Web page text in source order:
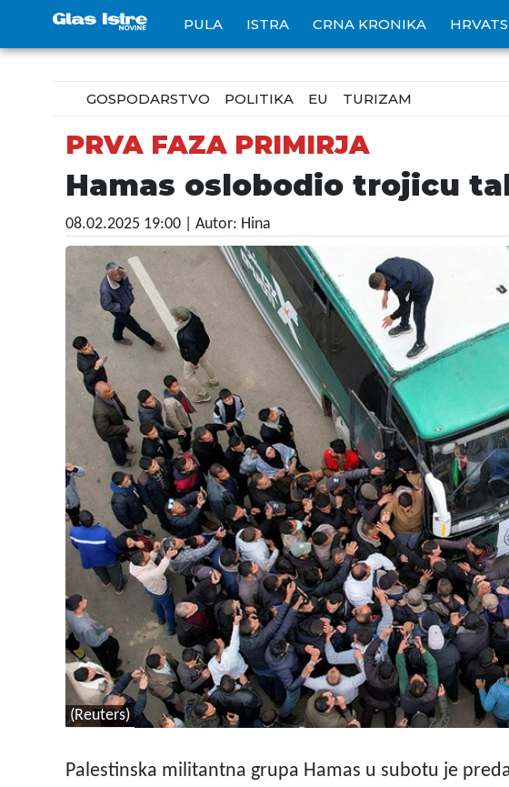
PULA ISTRA CRNA KRONIKA
GOSPODARSTVO POLITIKA EU TURIZAM
PRVA FAZA PRIMIRJA
Hamas oslobodio trojicu
08.02.2025 19:00 | Autor: Hina
(Reuters)
Palestinska militantna grupa Hamas u subotu je